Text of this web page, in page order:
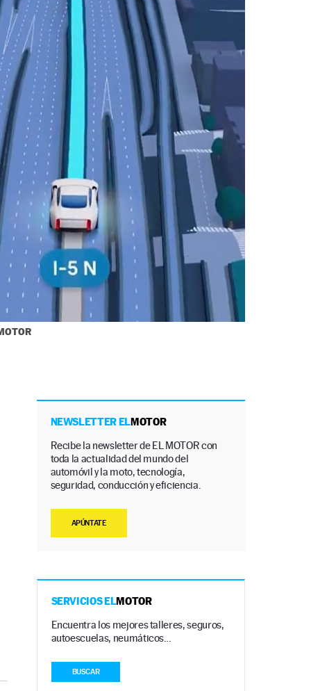
NEWSLETTER ELMOTOR
Recibe la newsletter de EL MOTOR con
toda la actualidad del mundo del
automóvil y la moto, tecnología,
seguridad, conducción y eficiencia.
APÚNTATE
SERVICIOS ELMOTOR
Encuentra los mejores talleres, seguros,
autoescuelas, neumáticos…
BUSCAR